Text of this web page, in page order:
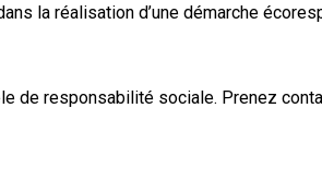
la réalisation d’une démarche
de responsabilité sociale. Prenez